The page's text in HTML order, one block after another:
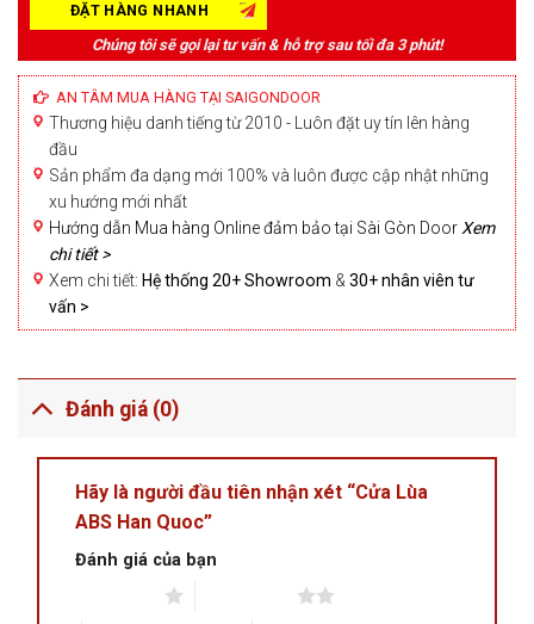
Chúng tôi sẽ gọi lại tư vấn & hỗ trợ sau tối đa 3 phút!
AN TÂM MUA HÀNG TẠI SAIGONDOOR
Thương hiệu danh tiếng từ 2010 - Luôn đặt uy tín lên hàng
đầu
Sản phẩm đa dạng mới 100% và luôn được cập nhật những
xu hướng mới nhất
Hướng dẫn Mua hàng Online đảm bảo tại Sài Gòn Door Xem
chi tiết >
Xem chi tiết: Hệ thống 20+ Showroom & 30+ nhân viên tư
vấn >
Đánh giá (0)
Hãy là người đầu tiên nhận xét “Cửa Lùa
ABS Han Quoc”
Đánh giá của bạn